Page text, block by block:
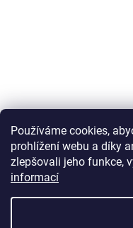
Používáme cookies,
prohlížení webu a díky
zlepšovali jeho funkce,
informací